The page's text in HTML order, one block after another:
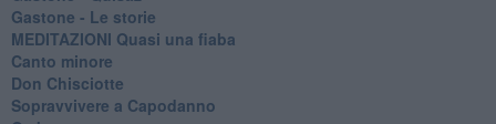
Gastone - Le storie
MEDITAZIONI Quasi una fiaba
Canto minore
Don Chisciotte
Sopravvivere a Capodanno